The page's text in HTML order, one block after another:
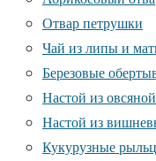
Отвар петрушки
Чай из липы и
Березовые
Настой из
Настой из
Кукурузные